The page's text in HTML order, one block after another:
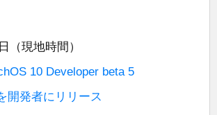
（現地時間）
10 Developer beta 5
開発者にリリース